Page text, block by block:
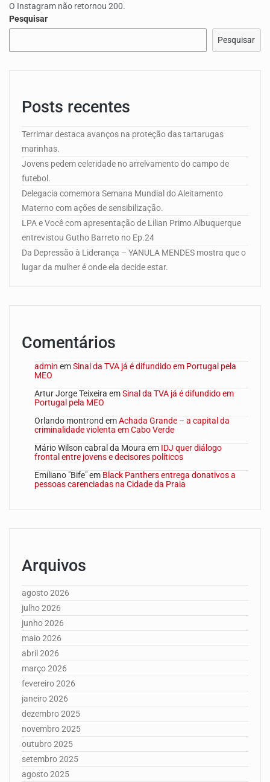
O Instagram não retornou 200.
Pesquisar
Pesquisar
Posts recentes
Terrimar destaca avanços na proteção das tartarugas
marinhas.
Jovens pedem celeridade no arrelvamento do campo de
futebol.
Delegacia comemora Semana Mundial do Aleitamento
Materno com ações de sensibilização.
LPA e Você com apresentação de Lilian Primo Albuquerque
entrevistou Gutho Barreto no Ep.24
Da Depressão à Liderança – YANULA MENDES mostra que o
lugar da mulher é onde ela decide estar.
Comentários
admin emSinal da TVA já é difundido em Portugal pela
MEO
Artur Jorge Teixeira emSinal da TVA já é difundido em
Portugal pela MEO
Orlando montrond emAchada Grande – a capital da
criminalidade violenta em Cabo Verde
Mário Wilson cabral da Moura em IDJ quer diálogo
frontal entre jovens e decisores políticos
Emiliano "Bife"em Black Panthers entrega donativos a
pessoas carenciadas na Cidade da Praia
Arquivos
agosto 2026
julho 2026
junho 2026
maio 2026
abril 2026
março 2026
fevereiro 2026
janeiro 2026
dezembro 2025
novembro 2025
outubro 2025
setembro 2025
agosto 2025